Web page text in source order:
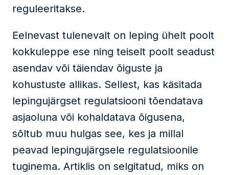
reguleeritakse.
Eelnevast tulenevalt on leping ühelt poolt
kokkuleppe ese ning teiselt poolt seadust
asendav või täiendav õiguste ja
kohustuste allikas. Sellest, kas käsitada
lepingujärgset regulatsiooni tõendatava
asjaoluna või kohaldatava õigusena,
sõltub muu hulgas see, kes ja millal
peavad lepingujärgsele regulatsioonile
tuginema. Artiklis on selgitatud, miks on